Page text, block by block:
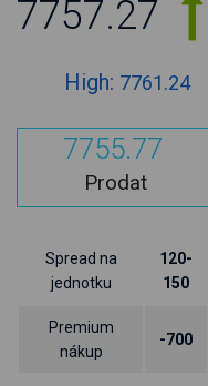
7757.27
High: 7761.24
7755.77
Prodat
Spread na
jednotku
120-
150
Premium
nákup
-700